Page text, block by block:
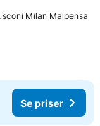
Milan Malpensa
Se priser